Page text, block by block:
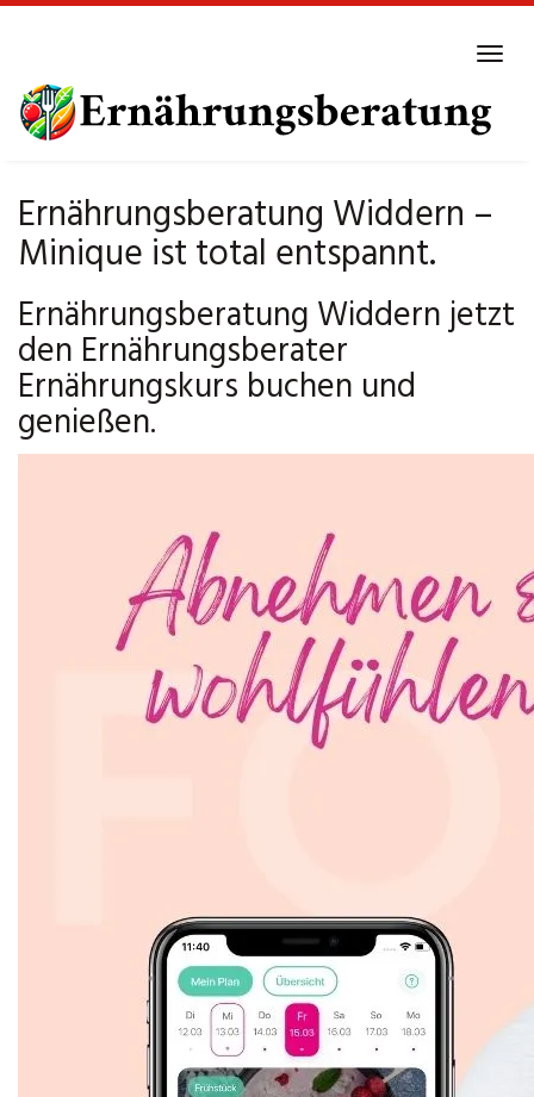
main
content
Ernährungsberatung Widdern –
Minique ist total entspannt.
Ernährungsberatung Widdern jetzt
den Ernährungsberater
Ernährungskurs buchen und
genießen.